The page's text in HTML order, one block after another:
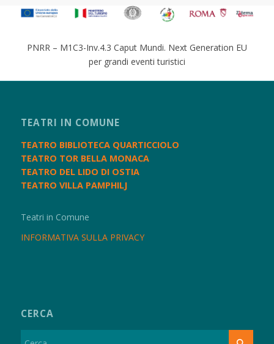
PNRR – M1C3-Inv.4.3 Caput Mundi. Next Generation EU
per grandi eventi turistici
TEATRI IN COMUNE
TEATRO BIBLIOTECA QUARTICCIOLO
TEATRO TOR BELLA MONACA
TEATRO DEL LIDO DI OSTIA
TEATRO VILLA PAMPHILJ
Teatri in Comune
INFORMATIVA SULLA PRIVACY
CERCA